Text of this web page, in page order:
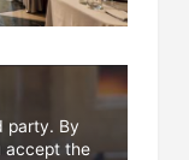
party. By
accept the